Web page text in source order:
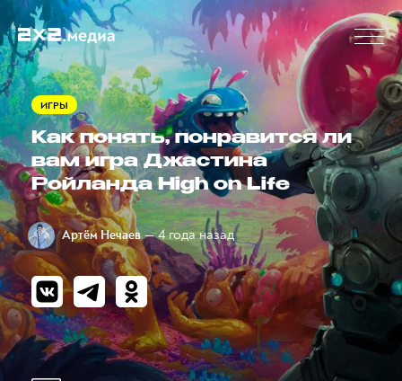
ИГРЫ
Как понять, понравится ли
вам игра Джастина
Ройланда High on Life
Артём Нечаев — 4 года назад